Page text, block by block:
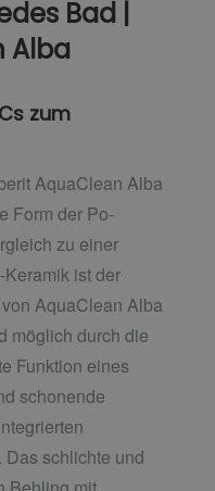
Bad |
Alba
zum
AquaClean Alba
Form der Po-
zu einer
ist der
AquaClean Alba
möglich durch die
Funktion eines
schonende
schlichte und